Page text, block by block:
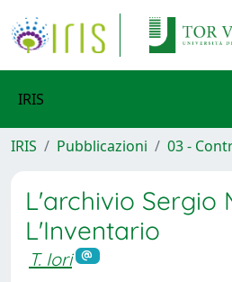
IRIS
IRIS Pubblicazioni 03 -
L'archivio Sergio
L'Inventario
T. Iori